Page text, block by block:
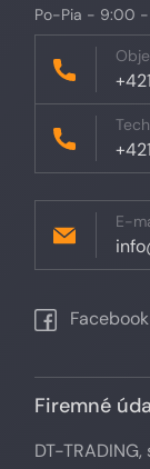
Po-Pia - 9:00 -
E-
Facebook
Firemné
DT-TRADING,